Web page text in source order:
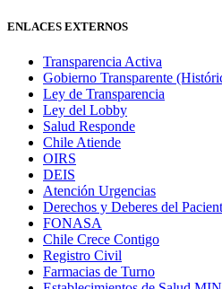
ENLACES EXTERNOS
Transparencia Activa
Gobierno Transparente
Ley de Transparencia
Ley del Lobby
Salud Responde
Chile Atiende
OIRS
DEIS
Atención Urgencias
Derechos y Deberes del
FONASA
Chile Crece Contigo
Registro Civil
Farmacias de Turno